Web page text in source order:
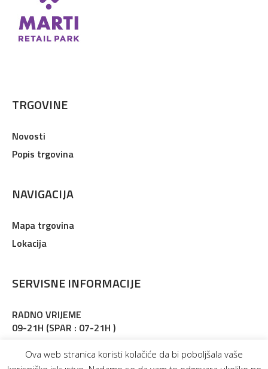
TRGOVINE
Novosti
Popis trgovina
NAVIGACIJA
Mapa trgovina
Lokacija
SERVISNE INFORMACIJE
RADNO VRIJEME
09-21H (SPAR : 07-21H )
Ova web stranica koristi kolačiće da bi poboljšala vaše